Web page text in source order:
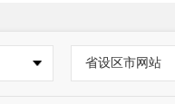
省设区市网站